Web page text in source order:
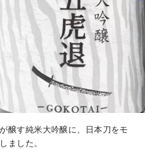
醸す純米大吟醸に、日本刀をモ
ました。